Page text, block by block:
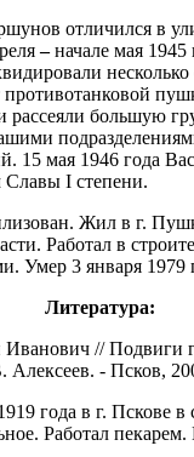
отличился в
–начале мая
противотанковой
рассеяли большую
15 мая 1946 года
Славы I степени.
Жил в г.
Работал в
Умер 3 января 1979
Литература:
// Подвиги
- Псков,
года в г. Пскове в
Работал